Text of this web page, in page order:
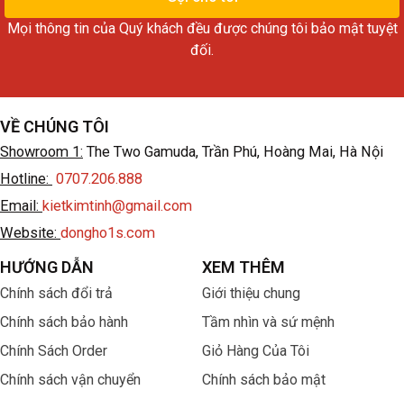
Mọi thông tin của Quý khách đều được chúng tôi bảo mật tuyệt
đối.
VỀ CHÚNG TÔI
Showroom 1: The Two Gamuda, Trần Phú, Hoàng Mai, Hà Nội
Hotline: 0707.206.888
Email: kietkimtinh@gmail.com
Website: dongho1s.com
HƯỚNG DẪN
Chính sách đổi trả
Chính sách bảo hành
Chính Sách Order
Chính sách vận chuyển
XEM THÊM
Giới thiệu chung
Tầm nhìn và sứ mệnh
Giỏ Hàng Của Tôi
Chính sách bảo mật